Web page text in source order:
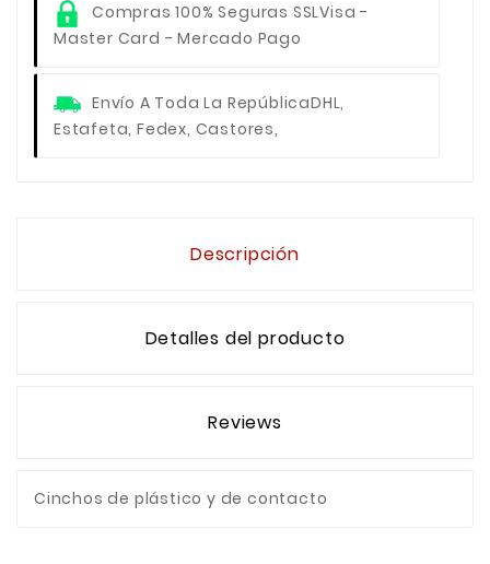
Compras 100% Seguras SSLVisa -
Master Card - Mercado Pago
Envío A Toda La RepúblicaDHL,
Estafeta, Fedex, Castores,
Descripción
Detalles del producto
Reviews
Cinchos de plástico y de contacto